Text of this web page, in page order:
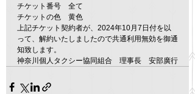
チケット番号　全て
チケットの色　黄色
上記チケット契約者が、2024年10月7日付を以
って、解約いたしましたので共通利用無効を御通
知致します。
神奈川個人タクシー協同組合　理事長　安部廣行